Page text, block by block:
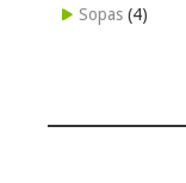
Sopas (4)